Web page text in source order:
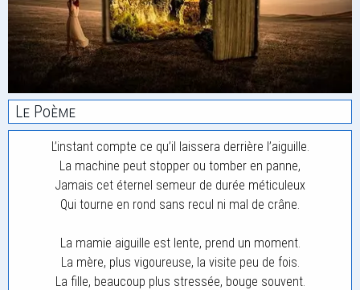
Le Poème
L’instant compte ce qu’il laissera derrière l’aiguille.
La machine peut stopper ou tomber en panne,
Jamais cet éternel semeur de durée méticuleux
Qui tourne en rond sans recul ni mal de crâne.
La mamie aiguille est lente, prend un moment.
La mère, plus vigoureuse, la visite peu de fois.
La fille, beaucoup plus stressée, bouge souvent.